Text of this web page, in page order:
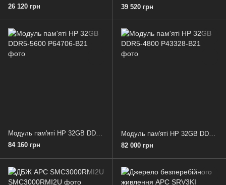
26 120 грн
39 520 грн
Модуль пам'яті HP 32GB DDR5-5600
84 160 грн
Модуль пам'яті HP 32GB DDR5-4800
82 000 грн